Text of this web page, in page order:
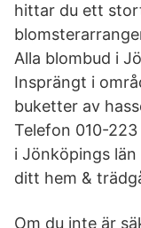
hittar du ett
Alla blombud i
Insprängt i
buketter av
Telefon 010-
i Jönköpings
ditt hem &
Om du inte är